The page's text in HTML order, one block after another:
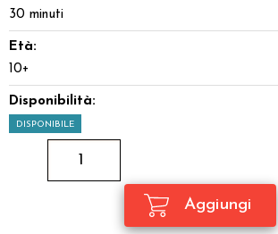
30 minuti
Età:
10+
Disponibilità:
DISPONIBILE